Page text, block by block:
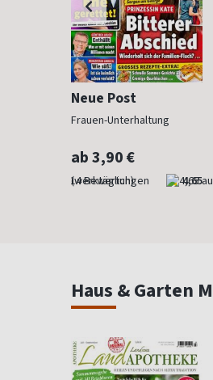
Neue Post
Frauen-Unterhaltung
ab 3,90 €
(werktäglich) 4,65
Haus & Garten